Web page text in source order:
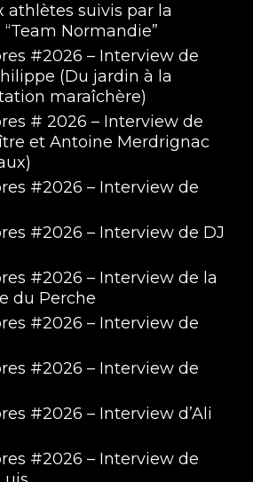
athlètes suivis par la
Normandie”
#2026 – Interview de
(Du jardin à la
maraîchère)
# 2026 – Interview de
et Antoine Merdrignac
#2026 – Interview de
#2026 – Interview de DJ
#2026 – Interview de la
du Perche
#2026 – Interview de
#2026 – Interview de
#2026 – Interview d’Ali
#2026 – Interview de